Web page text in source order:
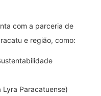
com a parceria de
e região, como:
Lyra Paracatuense)